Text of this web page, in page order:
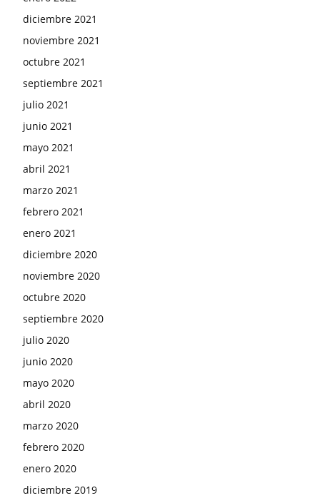
diciembre 2021
noviembre 2021
octubre 2021
septiembre 2021
julio 2021
junio 2021
mayo 2021
abril 2021
marzo 2021
febrero 2021
enero 2021
diciembre 2020
noviembre 2020
octubre 2020
septiembre 2020
julio 2020
junio 2020
mayo 2020
abril 2020
marzo 2020
febrero 2020
enero 2020
diciembre 2019